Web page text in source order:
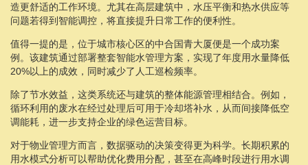
造更舒适的工作环境。尤其在高层建筑中，水压平衡和热水供应等
问题若得到智能调控，将直接提升日常工作的便利性。
值得一提的是，位于城市核心区的中合国青大厦便是一个成功案
例。该建筑通过部署整套智能水管理方案，实现了年度用水量降低
20%以上的成效，同时减少了人工巡检频率。
除了节水效益，这类系统还与建筑的整体能源管理相结合。例如，
循环利用的废水在经过处理后可用于冷却塔补水，从而间接降低空
调能耗，进一步支持企业的绿色运营目标。
对于物业管理方而言，数据驱动的决策变得更为科学。长期积累的
用水模式分析可以帮助优化费用分配，甚至在高峰时段进行用水调